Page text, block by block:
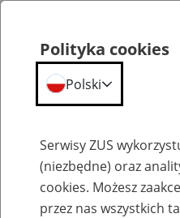
Emerytury
Polityka cookies
Polski
Serwisy ZUS
(niezbędne) oraz
cookies. Możesz
przez nas wszystkich